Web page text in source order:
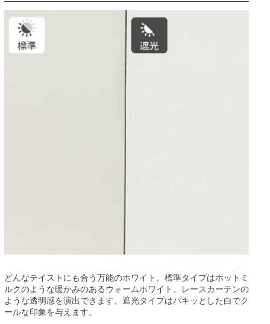
どんなテイストにも合う万能のホワイト。標準タイプはホットミ
ルクのような暖かみのあるウォームホワイト。レースカーテンの
ような透明感を演出できます。遮光タイプはパキッとした白でク
ールな印象を与えます。